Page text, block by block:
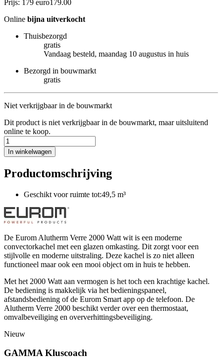
Prijs: 179 euro179.00
Online bijna uitverkocht
Thuisbezorgd
gratis
Vandaag besteld, maandag 10 augustus in huis
Bezorgd in bouwmarkt
gratis
Niet verkrijgbaar in de bouwmarkt
Dit product is niet verkrijgbaar in de bouwmarkt, maar uitsluitend
online te koop.
In winkelwagen
Productomschrijving
Geschikt voor ruimte tot:49,5 m³
De Eurom Alutherm Verre 2000 Watt wit is een moderne
convectorkachel met een glazen omkasting. Dit zorgt voor een
stijlvolle en moderne uitstraling. Deze kachel is zo niet alleen
functioneel maar ook een mooi object om in huis te hebben.
Met het 2000 Watt aan vermogen is het toch een krachtige kachel.
De bediening is makkelijk via het bedieningspaneel,
afstandsbediening of de Eurom Smart app op de telefoon. De
Alutherm Verre 2000 beschikt verder over een thermostaat,
omvalbeveiliging en oververhittingsbeveiliging.
Nieuw
GAMMA Kluscoach